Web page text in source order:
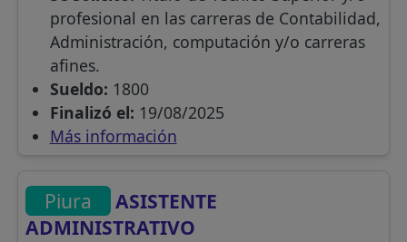
profesional en las carreras de Contabilidad,
Administración, computación y/o carreras
afines.
Sueldo: 1800
Finalizó el: 19/08/2025
Más información
Piura
ASISTENTE
ADMINISTRATIVO